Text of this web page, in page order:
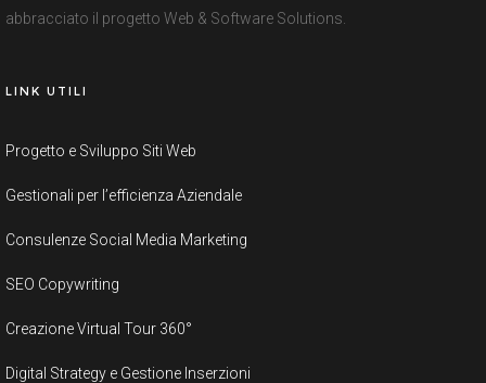
abbracciato il progetto Web & Software Solutions.
LINK UTILI
Progetto e Sviluppo Siti Web
Gestionali per l’efficienza Aziendale
Consulenze Social Media Marketing
SEO Copywriting
Creazione Virtual Tour 360°
Digital Strategy e Gestione Inserzioni